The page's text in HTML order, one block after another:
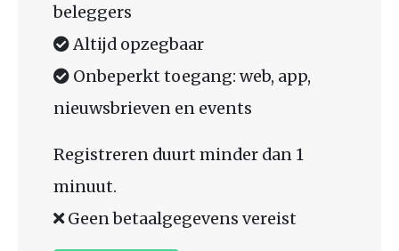
beleggers
Altijd opzegbaar
Onbeperkt toegang: web, app,
nieuwsbrieven en events
Registreren duurt minder dan 1
minuut.
Geen betaalgegevens vereist